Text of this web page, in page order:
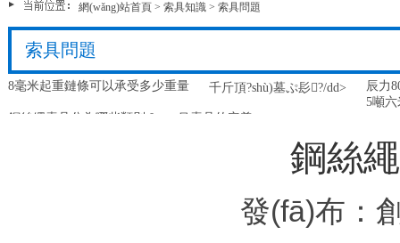
網(wǎng)站首頁 > 索具知識 > 索具問題
索具問題
8毫米起重鏈條可以承受多少重量 千斤頂?shù)墓ぷ髟?/dd>
辰力
5噸
鋼絲繩索具分為哪些類別？
吊索具的定義
鋼絲
發(fā)布：